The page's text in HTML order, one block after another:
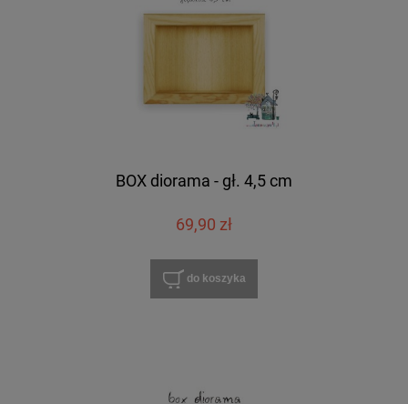
BOX diorama - gł. 4,5 cm
69,90 zł
do koszyka